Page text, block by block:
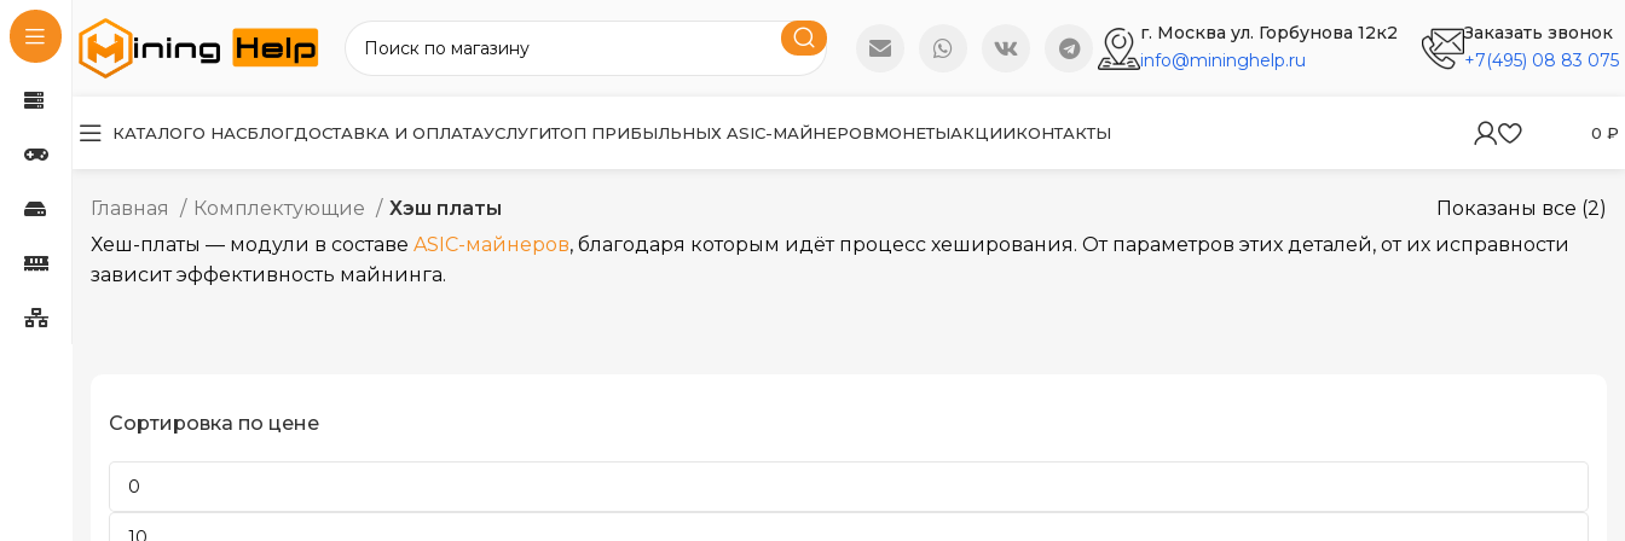
г. Москва ул. Горбунова 12к2
info@mininghelp.ru
Заказать звонок
+7(495) 08 83 075
КАТАЛОГО НАСБЛОГДОСТАВКА И ОПЛАТАУСЛУГИТОП ПРИБЫЛЬНЫХ ASIC-МАЙНЕРОВМОНЕТЫАКЦИИКОНТАКТЫ 0 ₽
Главная Комплектующие Хэш платы
Показаны все (2)
Хеш-платы — модули в составе ASIC-майнеров, благодаря которым идёт процесс хеширования. От параметров этих деталей, от их исправности
зависит эффективность майнинга.
Сортировка по цене